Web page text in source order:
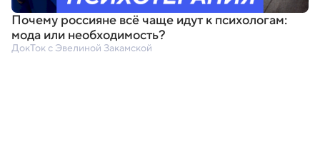
Почему россияне всё чаще идут к психологам:
мода или необходимость?
ДокТок с Эвелиной Закамской